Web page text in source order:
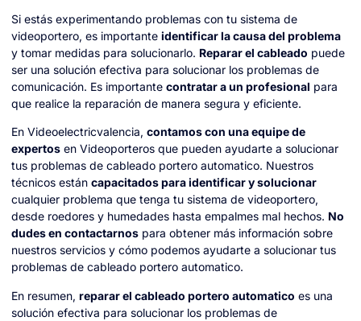
Si estás experimentando problemas con tu sistema de
videoportero, es importante identificar la causa del problema
y tomar medidas para solucionarlo. Reparar el cableado puede
ser una solución efectiva para solucionar los problemas de
comunicación. Es importante contratar a un profesional para
que realice la reparación de manera segura y eficiente.
En Videoelectricvalencia, contamos con una equipe de
expertos en Videoporteros que pueden ayudarte a solucionar
tus problemas de cableado portero automatico. Nuestros
técnicos están capacitados para identificar y solucionar
cualquier problema que tenga tu sistema de videoportero,
desde roedores y humedades hasta empalmes mal hechos. No
dudes en contactarnos para obtener más información sobre
nuestros servicios y cómo podemos ayudarte a solucionar tus
problemas de cableado portero automatico.
En resumen, reparar el cableado portero automatico es una
solución efectiva para solucionar los problemas de